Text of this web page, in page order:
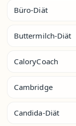
Büro-Diät
Buttermilch-Diät
CaloryCoach
Cambridge
Candida-Diät